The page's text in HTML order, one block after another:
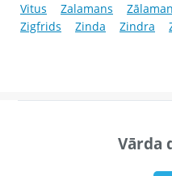
Vitus
Zalamans
Zigfrids
Zinda Zindra
Vārda